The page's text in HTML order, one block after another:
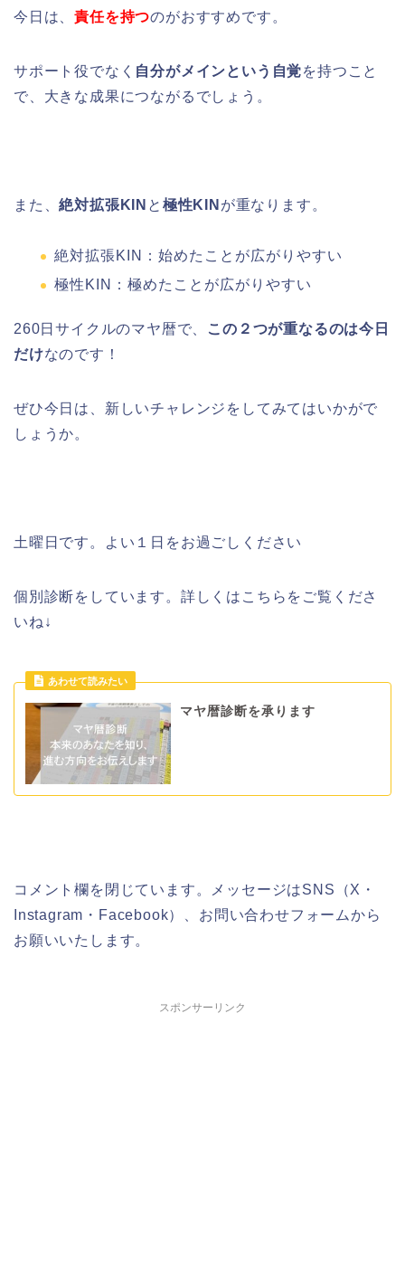
今日は、責任を持つのがおすすめです。
サポート役でなく 自分がメインという自覚を持つこと
で、大きな成果につながるでしょう。
また、絶対拡張KIN と 極性KIN が重なります。
絶対拡張KIN：始めたことが広がりやすい
極性KIN：極めたことが広がりやすい
260日サイクルのマヤ暦で、
この２つが重なるのは今日
だけなのです！
ぜひ今日は、新しいチャレンジをしてみてはいかがで
しょうか。
土曜日です。よい１日をお過ごしください
個別診断をしています。詳しくはこちらをご覧くださ
いね↓
マヤ暦診断を承ります
コメント欄を閉じています。メッセージはSNS（X・
Instagram・Facebook）、お問い合わせフォームから
お願いいたします。
スポンサーリンク